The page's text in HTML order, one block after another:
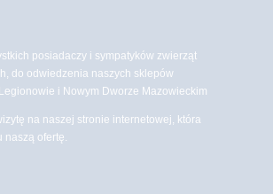
posiadaczy i sympatyków zwierząt
do odwiedzenia naszych sklepów
i Nowym Dworze Mazowieckim
na naszej stronie internetowej, która
naszą ofertę.